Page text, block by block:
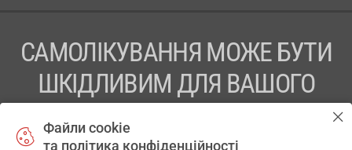
САМОЛІКУВАННЯ МОЖЕ БУТИ
ШКІДЛИВИМ ДЛЯ ВАШОГО
Файли cookie
та політика конфіденційності